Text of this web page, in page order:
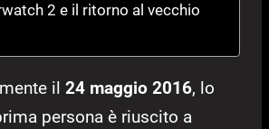
2 e il ritorno al vecchio
il 24 maggio 2016, lo
persona è riuscito a